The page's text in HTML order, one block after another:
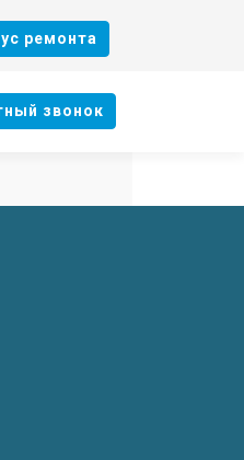
ремонта
звонок